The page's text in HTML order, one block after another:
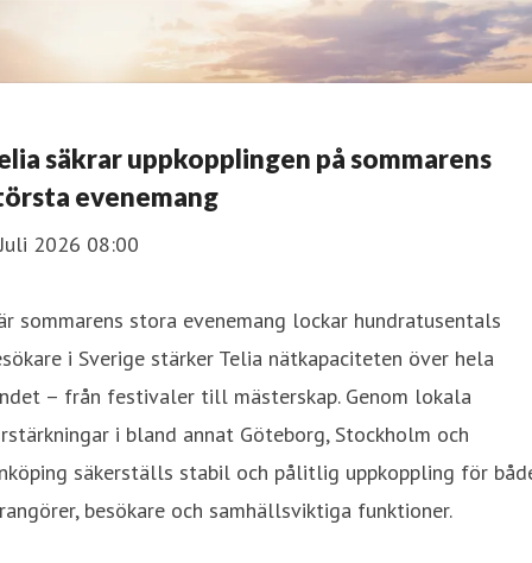
säkrar uppkopplingen på sommarens
evenemang
2026 08:00
sommarens stora evenemang lockar hundratusentals
i Sverige stärker Telia nätkapaciteten över hela
– från festivaler till mästerskap. Genom lokala
i bland annat Göteborg, Stockholm och
säkerställs stabil och pålitlig uppkoppling för
besökare och samhällsviktiga funktioner.